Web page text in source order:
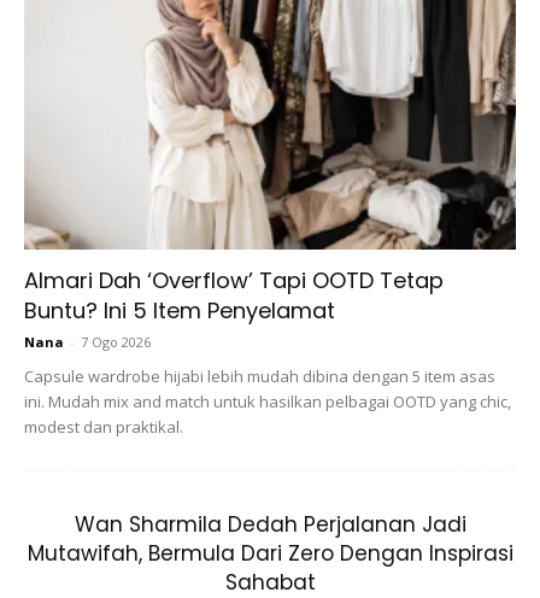
Tambahnya lagi, “Kalau agak-agak badan tu dah naik kalau
timbang, saya akan diet sedikit. Kalau bila timbang macam
ringan dari selalu, saya akan makan lebih sedikit.
Sebab saya ni kalau kurus, muka kurus dulu. Cengkung
sangat tak elok pula nanti nampak
haggard. Apa-apa pun
elak minum ais ya!”
Almari Dah ‘Overflow’ Tapi OOTD Tetap
Buntu? Ini 5 Item Penyelamat
Nana - 7 Ogo 2026
Capsule wardrobe hijabi lebih mudah dibina dengan 5 item asas
ini. Mudah mix and match untuk hasilkan pelbagai OOTD yang chic,
modest dan praktikal.
Wan Sharmila Dedah Perjalanan Jadi
Mutawifah, Bermula Dari Zero Dengan Inspirasi
Sahabat